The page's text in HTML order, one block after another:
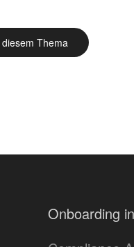
Thema
Onboarding